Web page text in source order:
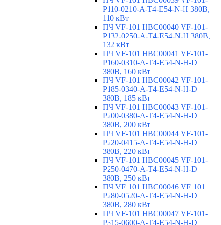
P110-0210-A-T4-E54-N-H 380В,
110 кВт
ПЧ VF-101 HBC00040 VF-101-
P132-0250-A-T4-E54-N-H 380В,
132 кВт
ПЧ VF-101 HBC00041 VF-101-
P160-0310-A-T4-E54-N-H-D
380В, 160 кВт
ПЧ VF-101 HBC00042 VF-101-
P185-0340-A-T4-E54-N-H-D
380В, 185 кВт
ПЧ VF-101 HBC00043 VF-101-
P200-0380-A-T4-E54-N-H-D
380В, 200 кВт
ПЧ VF-101 HBC00044 VF-101-
P220-0415-A-T4-E54-N-H-D
380В, 220 кВт
ПЧ VF-101 HBC00045 VF-101-
P250-0470-A-T4-E54-N-H-D
380В, 250 кВт
ПЧ VF-101 HBC00046 VF-101-
P280-0520-A-T4-E54-N-H-D
380В, 280 кВт
ПЧ VF-101 HBC00047 VF-101-
P315-0600-A-T4-E54-N-H-D